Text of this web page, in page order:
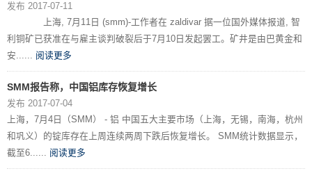
发布 2017-07-11
上海, 7月11日 (smm)-工作者在 zaldivar 据一位国外媒体报道, 智
利铜矿已获准在与雇主谈判破裂后于7月10日发起罢工。矿井是由巴黄金和
安...... 阅读更多
SMM报告称，中国铝库存恢复增长
发布 2017-07-04
上海，7月4日（SMM） - 铝 中国五大主要市场（上海，无锡，南海，杭州
和巩义）的锭库存在上周连续两周下跌后恢复增长。 SMM统计数据显示，
截至6...... 阅读更多